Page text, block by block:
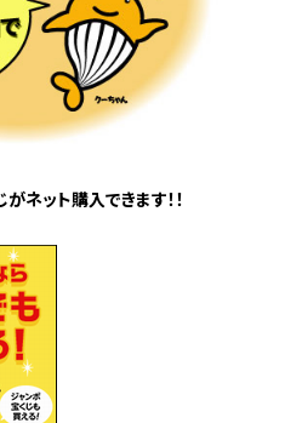
ネット購入できます！！